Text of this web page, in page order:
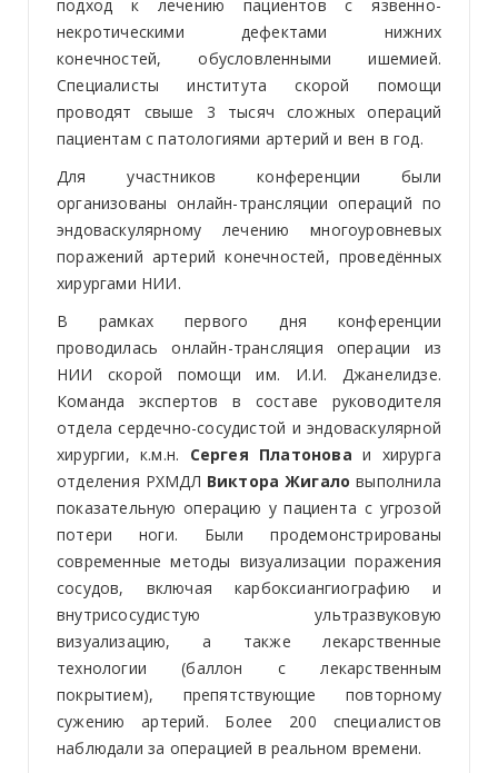
подход к лечению пациентов с язвенно-
некротическими дефектами нижних
конечностей, обусловленными ишемией.
Специалисты института скорой помощи
проводят свыше 3 тысяч сложных операций
пациентам с патологиями артерий и вен в год.
Для участников конференции были
организованы онлайн-трансляции операций по
эндоваскулярному лечению многоуровневых
поражений артерий конечностей, проведённых
хирургами НИИ.
В рамках первого дня конференции
проводилась онлайн-трансляция операции из
НИИ скорой помощи им. И.И. Джанелидзе.
Команда экспертов в составе руководителя
отдела сердечно-сосудистой и эндоваскулярной
хирургии, к.м.н. Сергея Платонова и хирурга
отделения РХМДЛ Виктора Жигало выполнила
показательную операцию у пациента с угрозой
потери ноги. Были продемонстрированы
современные методы визуализации поражения
сосудов, включая карбоксиангиографию и
внутрисосудистую ультразвуковую
визуализацию, а также лекарственные
технологии (баллон с лекарственным
покрытием), препятствующие повторному
сужению артерий. Более 200 специалистов
наблюдали за операцией в реальном времени.